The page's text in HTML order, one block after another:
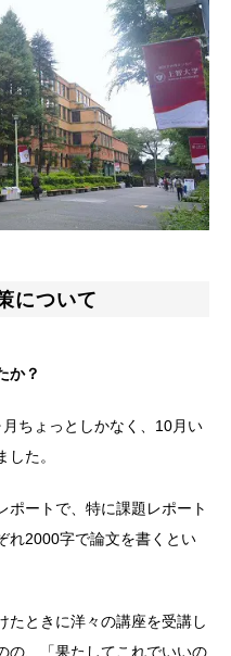
について
か？
ちょっとしかなく、10月い
た。
ポートで、特に課題レポート
れ2000字で論文を書くとい
たときに洋々の講座を受講し
の、「果たしてこれでいいの